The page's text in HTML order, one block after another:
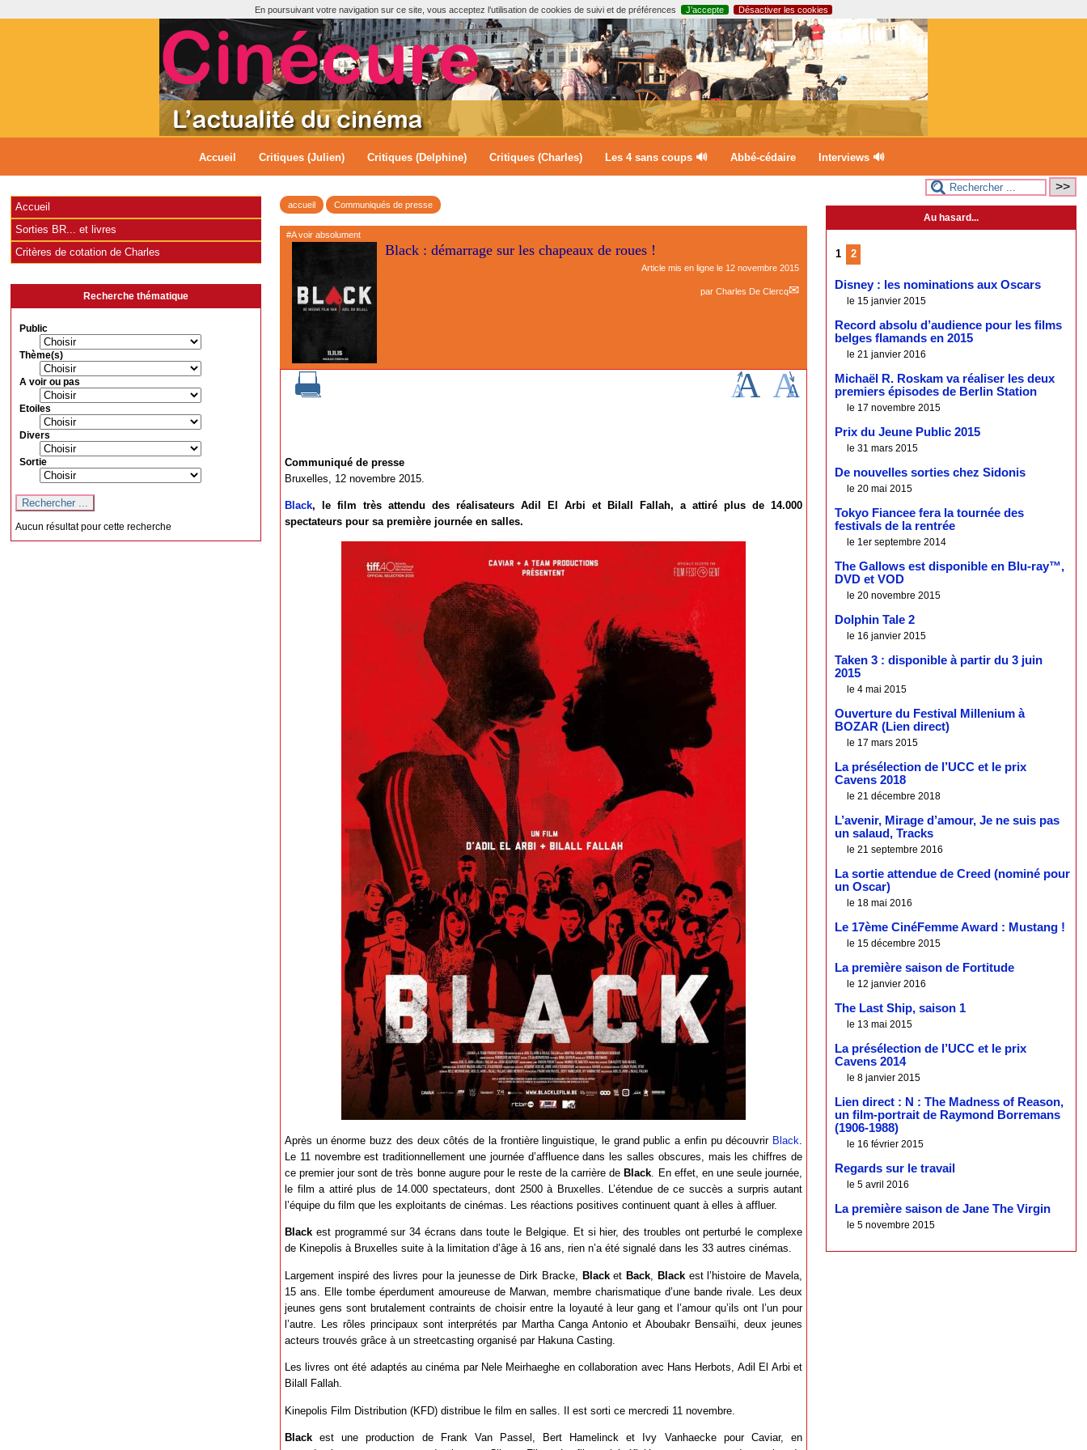
En poursuivant votre navigation sur ce site, vous acceptez l’utilisation de cookies de suivi et de préférences J’accepte Désactiver les cookies
Accueil Critiques (Julien) Critiques (Delphine) Critiques (Charles) Les 4 sans coups 🔊 Abbé-cédaire Interviews 🔊
accueil Communiqués de presse
#A voir absolument
Black : démarrage sur les chapeaux de roues !
Article mis en ligne le 12 novembre 2015
par Charles De Clercq
Communiqué de presse
Bruxelles, 12 novembre 2015.
Black, le film très attendu des réalisateurs Adil El Arbi et Bilall Fallah, a attiré plus de 14.000
spectateurs pour sa première journée en salles.
Après un énorme buzz des deux côtés de la frontière linguistique, le grand public a enfin pu découvrir Black
Le 11 novembre est traditionnellement une journée d’affluence dans les salles obscures, mais les chiffres de
ce premier jour sont de très bonne augure pour le reste de la carrière de Black . En effet, en une seule journée,
le film a attiré plus de 14.000 spectateurs, dont 2500 à Bruxelles. L’étendue de ce succès a surpris autant
l’équipe du film que les exploitants de cinémas. Les réactions positives continuent quant à elles à affluer.
Black est programmé sur 34 écrans dans toute le Belgique. Et si hier, des troubles ont perturbé le complexe
de Kinepolis à Bruxelles suite à la limitation d’âge à 16 ans, rien n’a été signalé dans les 33 autres cinémas.
Largement inspiré des livres pour la jeunesse de Dirk Bracke, Blacket Back Blackest l’histoire de Mavela,
15 ans. Elle tombe éperdument amoureuse de Marwan, membre charismatique d’une bande rivale. Les deux
jeunes gens sont brutalement contraints de choisir entre la loyauté à leur gang et l’amour qu’ils ont l’un pour
l’autre. Les rôles principaux sont interprétés par Martha Canga Antonio et Aboubakr Bensaïhi, deux jeunes
acteurs trouvés grâce à un streetcasting organisé par Hakuna Casting.
Les livres ont été adaptés au cinéma par Nele Meirhaeghe en collaboration avec Hans Herbots, Adil El Arbi et
Bilall Fallah.
Kinepolis Film Distribution (KFD) distribue le film en salles. Il est sorti ce mercredi 11 novembre.
Black est une production de Frank Van Passel, Bert Hamelinck et Ivy Vanhaecke pour Caviar, en
Accueil
Sorties BR... et livres
Critères de cotation de Charles
Recherche thématique
Public
Thème(s)
A voir ou pas
Etoiles
Divers
Sortie
Aucun résultat pour cette recherche
Au hasard...
1 2
Disney : les nominations aux Oscars
le 15 janvier 2015
Record absolu d’audience pour les films
belges flamands en 2015
le 21 janvier 2016
Michaël R. Roskam va réaliser les deux
premiers épisodes de Berlin Station
le 17 novembre 2015
Prix du Jeune Public 2015
le 31 mars 2015
De nouvelles sorties chez Sidonis
le 20 mai 2015
Tokyo Fiancee fera la tournée des
festivals de la rentrée
le 1er septembre 2014
The Gallows est disponible en Blu-ray™,
DVD et VOD
le 20 novembre 2015
Dolphin Tale 2
le 16 janvier 2015
Taken 3 : disponible à partir du 3 juin
2015
le 4 mai 2015
Ouverture du Festival Millenium à
BOZAR (Lien direct)
le 17 mars 2015
La présélection de l’UCC et le prix
Cavens 2018
le 21 décembre 2018
L’avenir, Mirage d’amour, Je ne suis pas
un salaud, Tracks
le 21 septembre 2016
La sortie attendue de Creed (nominé pour
un Oscar)
le 18 mai 2016
Le 17ème CinéFemme Award : Mustang !
le 15 décembre 2015
La première saison de Fortitude
le 12 janvier 2016
The Last Ship, saison 1
le 13 mai 2015
La présélection de l’UCC et le prix
Cavens 2014
le 8 janvier 2015
Lien direct : N : The Madness of Reason,
un film-portrait de Raymond Borremans
(1906-1988)
le 16 février 2015
Regards sur le travail
le 5 avril 2016
La première saison de Jane The Virgin
le 5 novembre 2015